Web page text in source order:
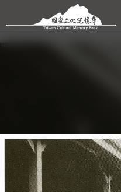
跳到主要內容區塊
:::